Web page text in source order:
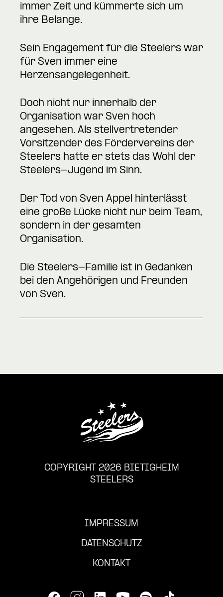
immer Zeit und kümmerte sich um
ihre Belange.
Sein Engagement für die Steelers war
für Sven immer eine
Herzensangelegenheit.
Doch nicht nur innerhalb der
Organisation war Sven hoch
angesehen. Als stellvertretender
Vorsitzender des Fördervereins der
Steelers hatte er stets das Wohl der
Steelers-Jugend im Sinn.
Der Tod von Sven Appel hinterlässt
eine große Lücke nicht nur beim Team,
sondern in der gesamten
Organisation.
Die Steelers-Familie ist in Gedanken
bei den Angehörigen und Freunden
von Sven.
COPYRIGHT 2026 BIETIGHEIM
STEELERS
IMPRESSUM
DATENSCHUTZ
KONTAKT